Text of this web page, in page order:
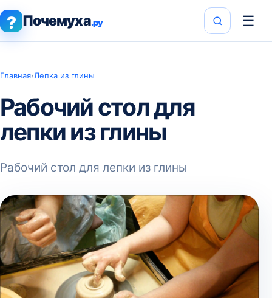
? Почемуха.ру ☰
Главная›Лепка из глины
Рабочий стол для
лепки из глины
Рабочий стол для лепки из глины